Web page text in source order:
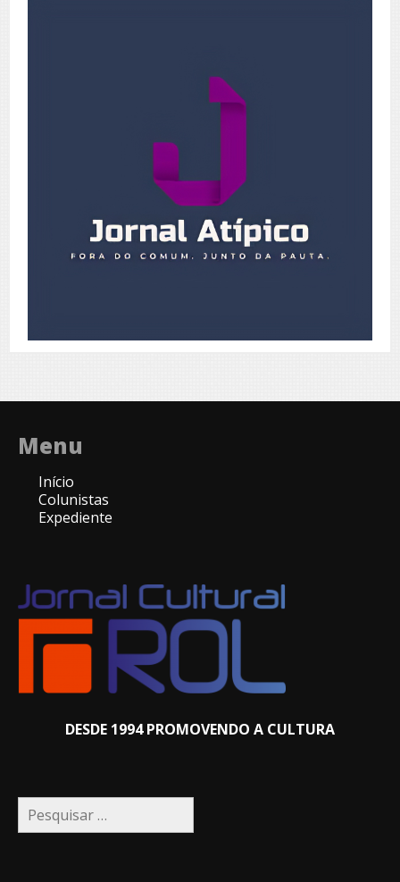
Menu
Início
Colunistas
Expediente
DESDE 1994 PROMOVENDO A CULTURA
Pesquisar
por: